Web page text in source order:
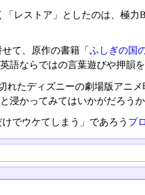
レストア」としたのは、極
て、原作の書籍「 ふしぎの国
語ならではの言葉遊びや押韻
れたディズニーの劇場版アニ
浸かってみてはいかがだろうか
でウケてしまう」であろう プ